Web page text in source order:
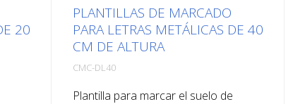
20
PLANTILLAS DE MARCADO
PARA LETRAS METÁLICAS DE 40
CM DE ALTURA
CMC-DL40
Plantilla para marcar el suelo de